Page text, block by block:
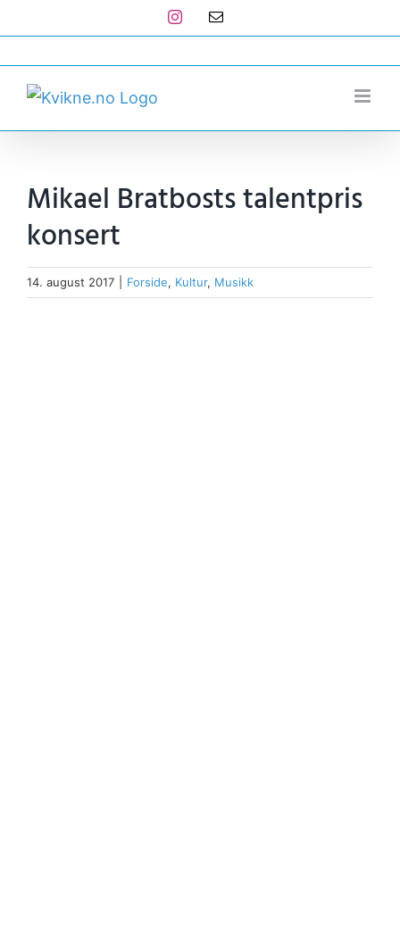
to
content
Instagram
E-
Mikael Bratbosts talentpris
konsert
14. august 2017 Forside, Kultur, Musikk